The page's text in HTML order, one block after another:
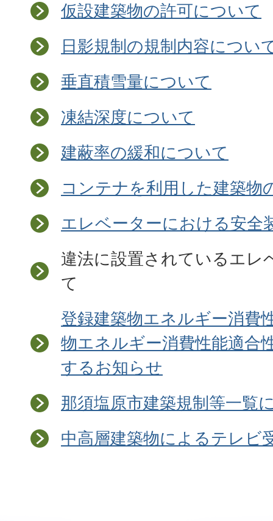
仮設建築物の許可について
日影規制の規制内容につい
垂直積雪量について
凍結深度について
建蔽率の緩和について
コンテナを利用した建築物
エレベーターにおける安全
違法に設置されているエレ
て
登録建築物エネルギー消費
物エネルギー消費性能適合
するお知らせ
那須塩原市建築規制等一覧
中高層建築物によるテレビ